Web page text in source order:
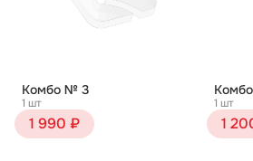
Комбо № 3
1 шт
1 990 ₽
1 шт
1